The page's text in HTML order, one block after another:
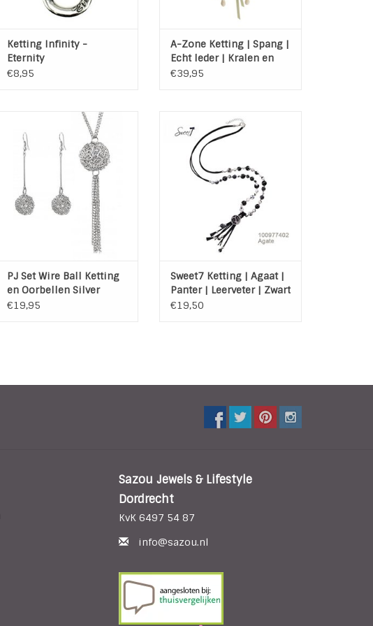
Ketting Infinity -
Eternity
€8,95
A-Zone Ketting | Spang |
Echt leder | Kralen en
bedels
€39,95
Sieraden Set Wire Ball
bestaande uit een lange
dubbele ketting en oorbellen .
TOEVOEGEN AAN WINKELWAGEN
PJ Set Wire Ball Ketting
en Oorbellen Silver
€19,95
Lange koordketting met zwart
witte facet geslepen agaat
kralen, zilveren elementen en
een amulet met panterprint.
Aan de ketting hangt ook nog
een bundeltje leerkoorden
met kralen.
TOEVOEGEN AAN WINKELWAGEN
Sweet7 Ketting | Agaat |
Panter | Leerveter | Zwart
| Wit | Silver
€19,50
Sazou Jewels & Lifestyle
Dordrecht
KvK 6497 54 87
info@sazou.nl